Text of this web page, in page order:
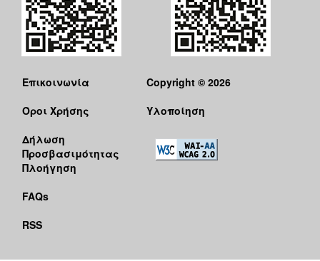
Επικοινωνία
Όροι Χρήσης
Δήλωση
Προσβασιμότητας
Πλοήγηση
FAQs
RSS
Copyright © 2026
Υλοποίηση